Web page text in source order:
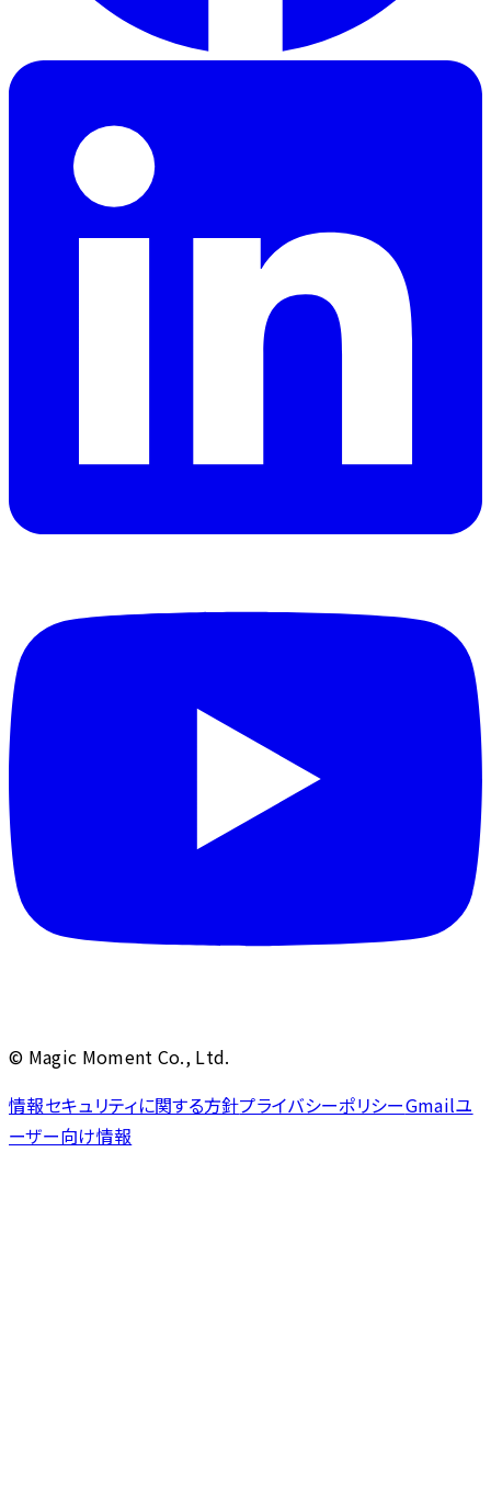
© Magic Moment Co., Ltd.
情報セキュリティに関する方針プライバシーポリシーGmailユ
ーザー向け情報